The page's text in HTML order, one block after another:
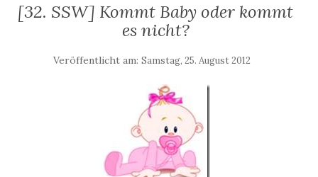
[32. SSW] Kommt Baby oder kommt
es nicht?
Veröffentlicht am: Samstag, 25. August 2012